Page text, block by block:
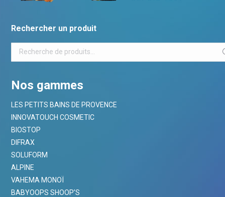
Rechercher un produit
Nos gammes
LES PETITS BAINS DE PROVENCE
INNOVATOUCH COSMETIC
BIOSTOP
DIFRAX
SOLUFORM
ALPINE
VAHEMA MONOÏ
BABYOOPS SHOOP’S